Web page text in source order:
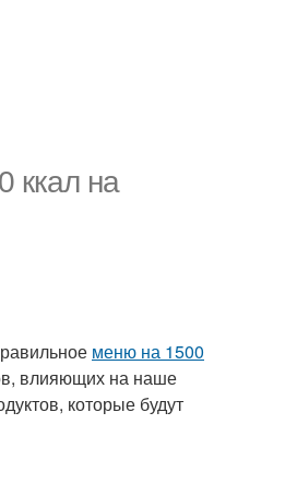
ккал на
меню на 1500
влияющих на наше
которые будут